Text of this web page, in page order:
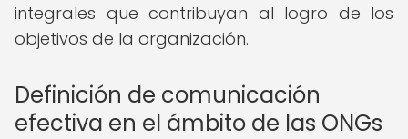
integrales que contribuyan al logro de los
objetivos de la organización.
Definición de comunicación
efectiva en el ámbito de las ONGs